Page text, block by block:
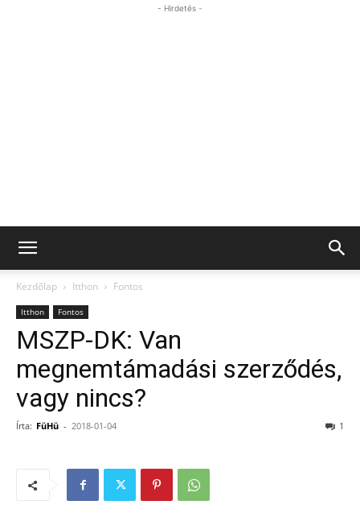
- Hirdetés -
Kezdőlap Itthon Fontos
Itthon Fontos
MSZP-DK: Van
megnemtámadási szerződés,
vagy nincs?
Írta: FüHü - 2018-01-04 1